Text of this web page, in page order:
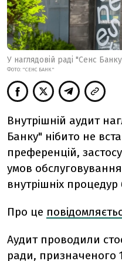
У наглядовій раді "Сенс
ФОТО: "СЕНС БАНК"
Внутрішній аудит
Банку" нібито не
преференцій,
умов
внутрішніх процедур
Про це
Аудит проводили
ради, призначеного